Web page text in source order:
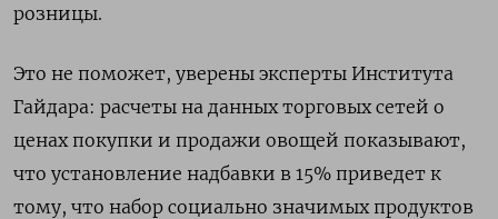
розницы.
Это не поможет, уверены эксперты Института
Гайдара: расчеты на данных торговых сетей о
ценах покупки и продажи овощей показывают,
что установление надбавки в 15% приведет к
тому, что набор социально значимых продуктов